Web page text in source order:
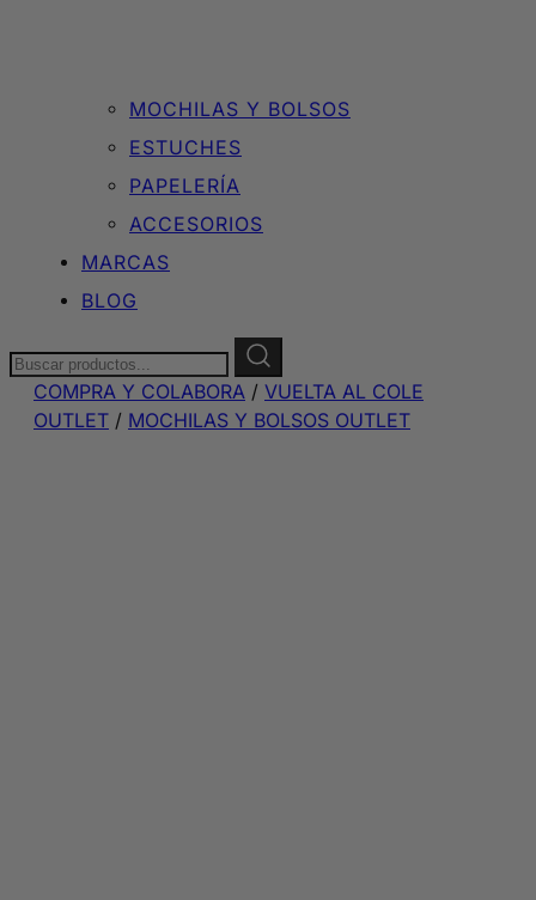
MOCHILAS Y BOLSOS
ESTUCHES
PAPELERÍA
ACCESORIOS
MARCAS
BLOG
Buscar:
COMPRA Y COLABORA / VUELTA AL COLE
OUTLET / MOCHILAS Y BOLSOS OUTLET